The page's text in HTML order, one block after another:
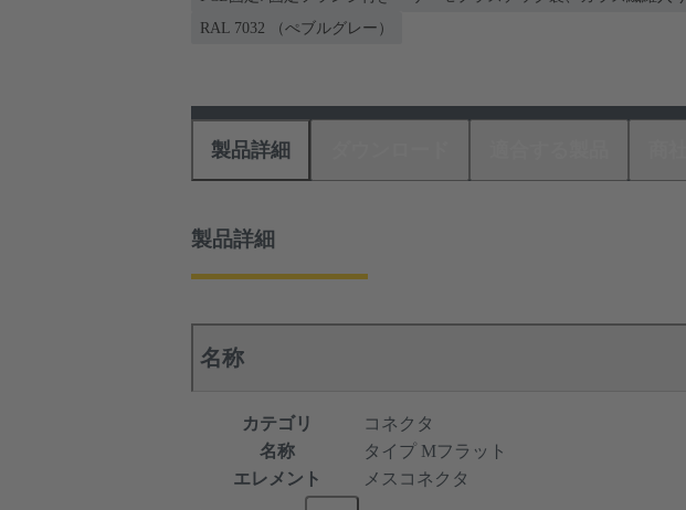
RAL 7032 （ぺブルグレー）
製品詳細
製品詳細
名称
カテゴリ
コネクタ
名称
タイプ Mフラット
エレメント
メスコネクタ